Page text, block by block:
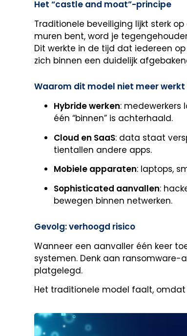
Het “castle and moat”-principe
Traditionele beveiliging lijkt sterk
muren bent, word je
Dit werkte in de tijd dat iedereen
zich binnen een duidelijk
Waarom dit model niet meer werkt
Hybride werken: medewerkers
één “binnen” is achterhaald.
Cloud en SaaS: data staat
tientallen andere apps.
Mobiele apparaten: laptops,
Sophisticated aanvallen:
bewegen binnen netwerken.
Gevolg: verhoogd risico
Wanneer een aanvaller één keer
systemen. Denk aan
platgelegd.
Het traditionele model faalt, omdat